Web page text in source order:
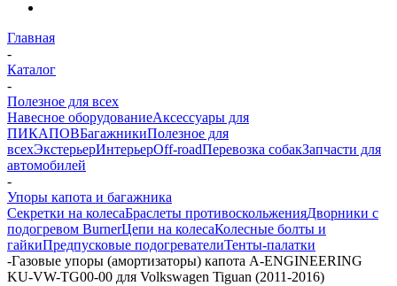
Главная
-
Каталог
-
Полезное для всех
Навесное оборудованиеАксессуары для
ПИКАПОВБагажникиПолезное для
всехЭкстерьерИнтерьерOff-roadПеревозка собакЗапчасти для
автомобилей
-
Упоры капота и багажника
Секретки на колесаБраслеты противоскольженияДворники с
подогревом BurnerЦепи на колесаКолесные болты и
гайкиПредпусковые подогревателиТенты-палатки
-Газовые упоры (амортизаторы) капота A-ENGINEERING
KU-VW-TG00-00 для Volkswagen Tiguan (2011-2016)